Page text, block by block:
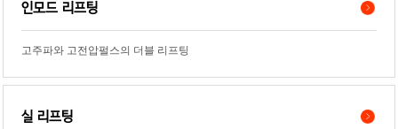
인모드 리프팅
고주파와 고전압펄스의 더블 리프팅
실 리프팅